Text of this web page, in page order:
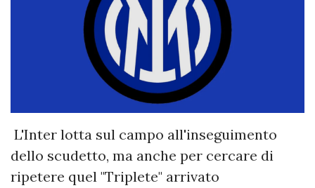
L'Inter lotta sul campo all'inseguimento
dello scudetto, ma anche per cercare di
ripetere quel "Triplete" arrivato